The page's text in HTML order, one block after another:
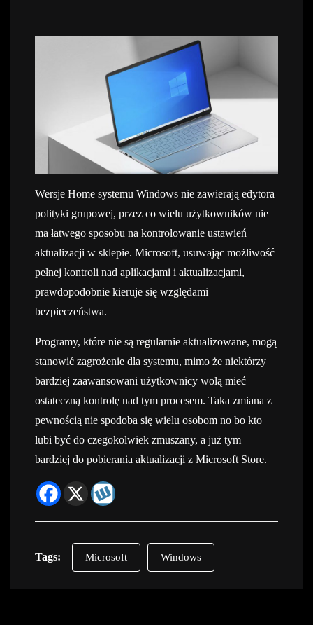
Wersje Home systemu Windows nie zawierają edytora
polityki grupowej, przez co wielu użytkowników nie
ma łatwego sposobu na kontrolowanie ustawień
aktualizacji w sklepie. Microsoft, usuwając możliwość
pełnej kontroli nad aplikacjami i aktualizacjami,
prawdopodobnie kieruje się względami
bezpieczeństwa.
Programy, które nie są regularnie aktualizowane, mogą
stanowić zagrożenie dla systemu, mimo że niektórzy
bardziej zaawansowani użytkownicy wolą mieć
ostateczną kontrolę nad tym procesem. Taka zmiana z
pewnością nie spodoba się wielu osobom no bo kto
lubi być do czegokolwiek zmuszany, a już tym
bardziej do pobierania aktualizacji z Microsoft Store.
Tags: Microsoft Windows